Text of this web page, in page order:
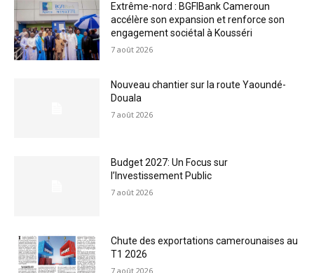
Extrême-nord : BGFIBank Cameroun
accélère son expansion et renforce son
engagement sociétal à Kousséri
7 août 2026
Nouveau chantier sur la route Yaoundé-
Douala
7 août 2026
Budget 2027: Un Focus sur
l’Investissement Public
7 août 2026
Chute des exportations camerounaises au
T1 2026
7 août 2026